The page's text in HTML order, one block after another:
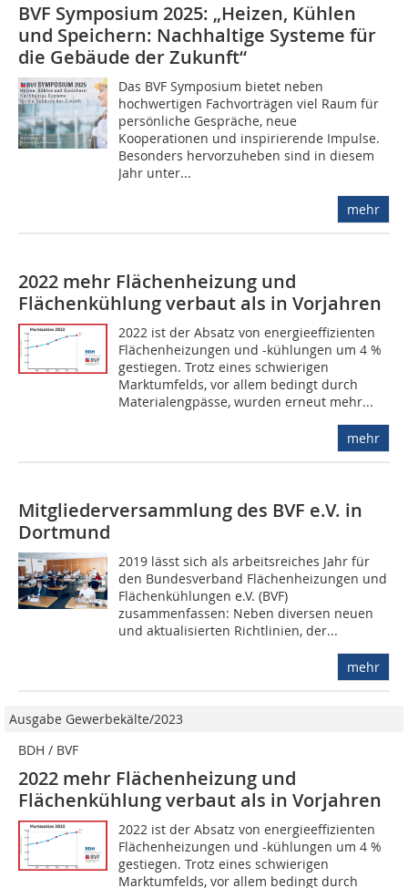
BVF Symposium 2025: „Heizen, Kühlen
und Speichern: Nachhaltige Systeme für
die Gebäude der Zukunft“
Das BVF Symposium bietet neben
hochwertigen Fachvorträgen viel Raum für
persönliche Gespräche, neue
Kooperationen und inspirierende Impulse.
Besonders hervorzuheben sind in diesem
Jahr unter...
mehr
2022 mehr Flächenheizung und
Flächenkühlung verbaut als in Vorjahren
2022 ist der Absatz von energieeffizienten
Flächenheizungen und -kühlungen um 4 %
gestiegen. Trotz eines schwierigen
Marktumfelds, vor allem bedingt durch
Materialengpässe, wurden erneut mehr...
mehr
Mitgliederversammlung des BVF e.V. in
Dortmund
2019 lässt sich als arbeitsreiches Jahr für
den Bundesverband Flächenheizungen und
Flächenkühlungen e.V. (BVF)
zusammenfassen: Neben diversen neuen
und aktualisierten Richtlinien, der...
mehr
Ausgabe Gewerbekälte/2023
BDH / BVF
2022 mehr Flächenheizung und
Flächenkühlung verbaut als in Vorjahren
2022 ist der Absatz von energieeffizienten
Flächenheizungen und -kühlungen um 4 %
gestiegen. Trotz eines schwierigen
Marktumfelds, vor allem bedingt durch